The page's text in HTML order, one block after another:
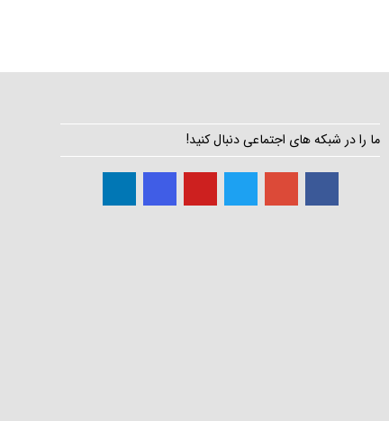
ما را در شبکه های اجتماعی دنبال کنید!